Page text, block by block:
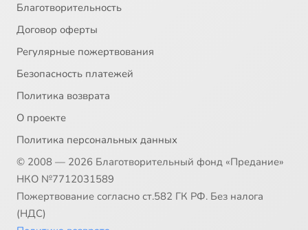
Благотворительность
Договор оферты
Регулярные пожертвования
Безопасность платежей
Политика возврата
О проекте
Политика персональных данных
© 2008 — 2026 Благотворительный фонд «Предание»
НКО №7712031589
Пожертвование согласно ст.582 ГК РФ. Без налога
(НДС)